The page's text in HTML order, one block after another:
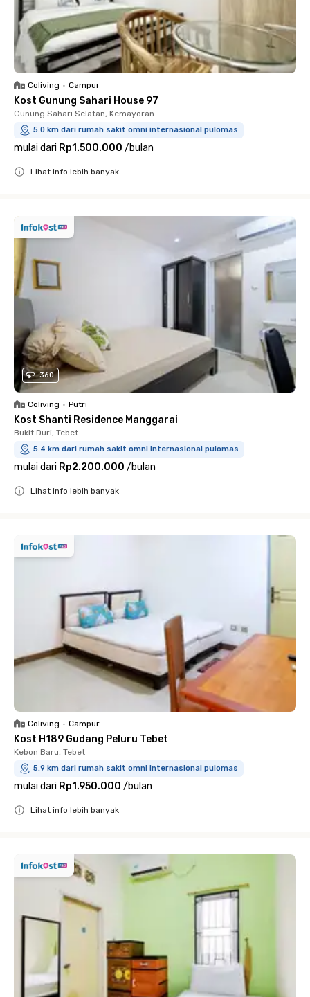
Coliving • Campur
Kost Gunung Sahari House 97
Gunung Sahari Selatan, Kemayoran
5.0 km dari rumah sakit omni internasional pulomas
mulai dari Rp1.500.000 /bulan
Lihat info lebih banyak
360
Coliving • Putri
Kost Shanti Residence Manggarai
Bukit Duri, Tebet
5.4 km dari rumah sakit omni internasional pulomas
mulai dari Rp2.200.000 /bulan
Lihat info lebih banyak
Coliving • Campur
Kost H189 Gudang Peluru Tebet
Kebon Baru, Tebet
5.9 km dari rumah sakit omni internasional pulomas
mulai dari Rp1.950.000 /bulan
Lihat info lebih banyak